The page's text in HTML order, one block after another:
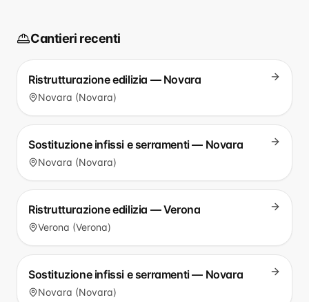
Cantieri recenti
Ristrutturazione edilizia — Novara
Novara (Novara)
Sostituzione infissi e serramenti — Novara
Novara (Novara)
Ristrutturazione edilizia — Verona
Verona (Verona)
Sostituzione infissi e serramenti — Novara
Novara (Novara)